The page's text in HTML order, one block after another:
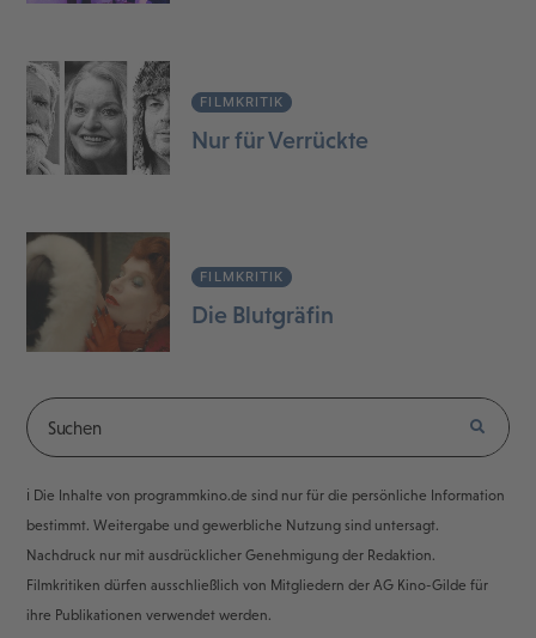
FILMKRITIK
Nur für Verrückte
FILMKRITIK
Die Blutgräfin
ℹ️ Die Inhalte von programmkino.de sind nur für die persönliche Information
bestimmt. Weitergabe und gewerbliche Nutzung sind untersagt.
Nachdruck nur mit ausdrücklicher Genehmigung der Redaktion.
Filmkritiken dürfen ausschließlich von Mitgliedern der AG Kino-Gilde für
ihre Publikationen verwendet werden.